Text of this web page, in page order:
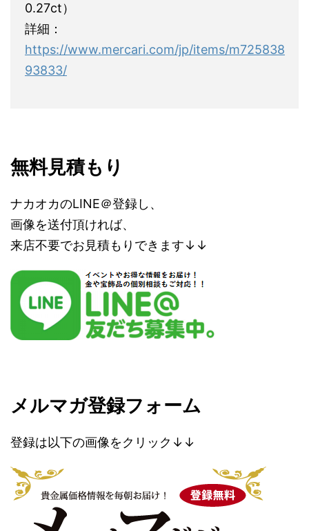
0.27ct）
詳細：
https://www.mercari.com/jp/items/m725838
93833/
無料見積もり
ナカオカのLINE＠登録し、
画像を送付頂ければ、
来店不要でお見積もりできます↓↓
メルマガ登録フォーム
登録は以下の画像をクリック↓↓